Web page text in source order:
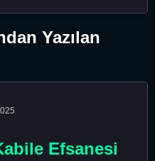
Yazılan
Efsanesi